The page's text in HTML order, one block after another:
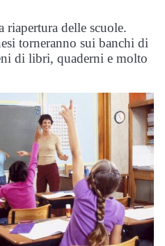
delle scuole.
torneranno sui banchi di
di libri, quaderni e molto